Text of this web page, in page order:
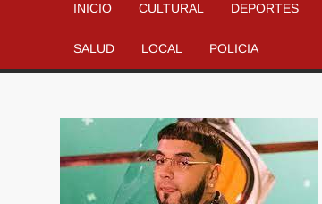
INICIO CULTURAL DEPORTES
SALUD LOCAL POLICIA